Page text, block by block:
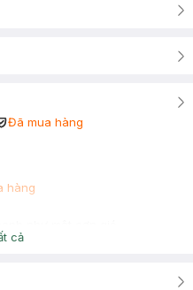
Đã mua hàng
hàng
cả